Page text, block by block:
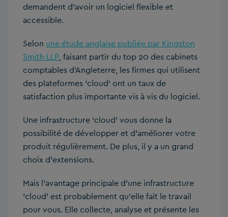
demandent d’avoir un logiciel flexible et
accessible.
Selon une étude anglaise publiée par Kingston
Smith LLP, faisant partir du top 20 des cabinets
comptables d’Angleterre, les firmes qui utilisent
des plateformes ‘cloud’ ont un taux de
satisfaction plus importante vis à vis du logiciel.
Une infrastructure ‘cloud’ vous donne la
possibilité de développer et d’améliorer votre
produit régulièrement. De plus, il y a un grand
choix d’extensions.
Mais l’avantage principale d’une infrastructure
‘cloud’ est probablement qu’elle fait le travail
pour vous. Elle collecte, analyse et présente les